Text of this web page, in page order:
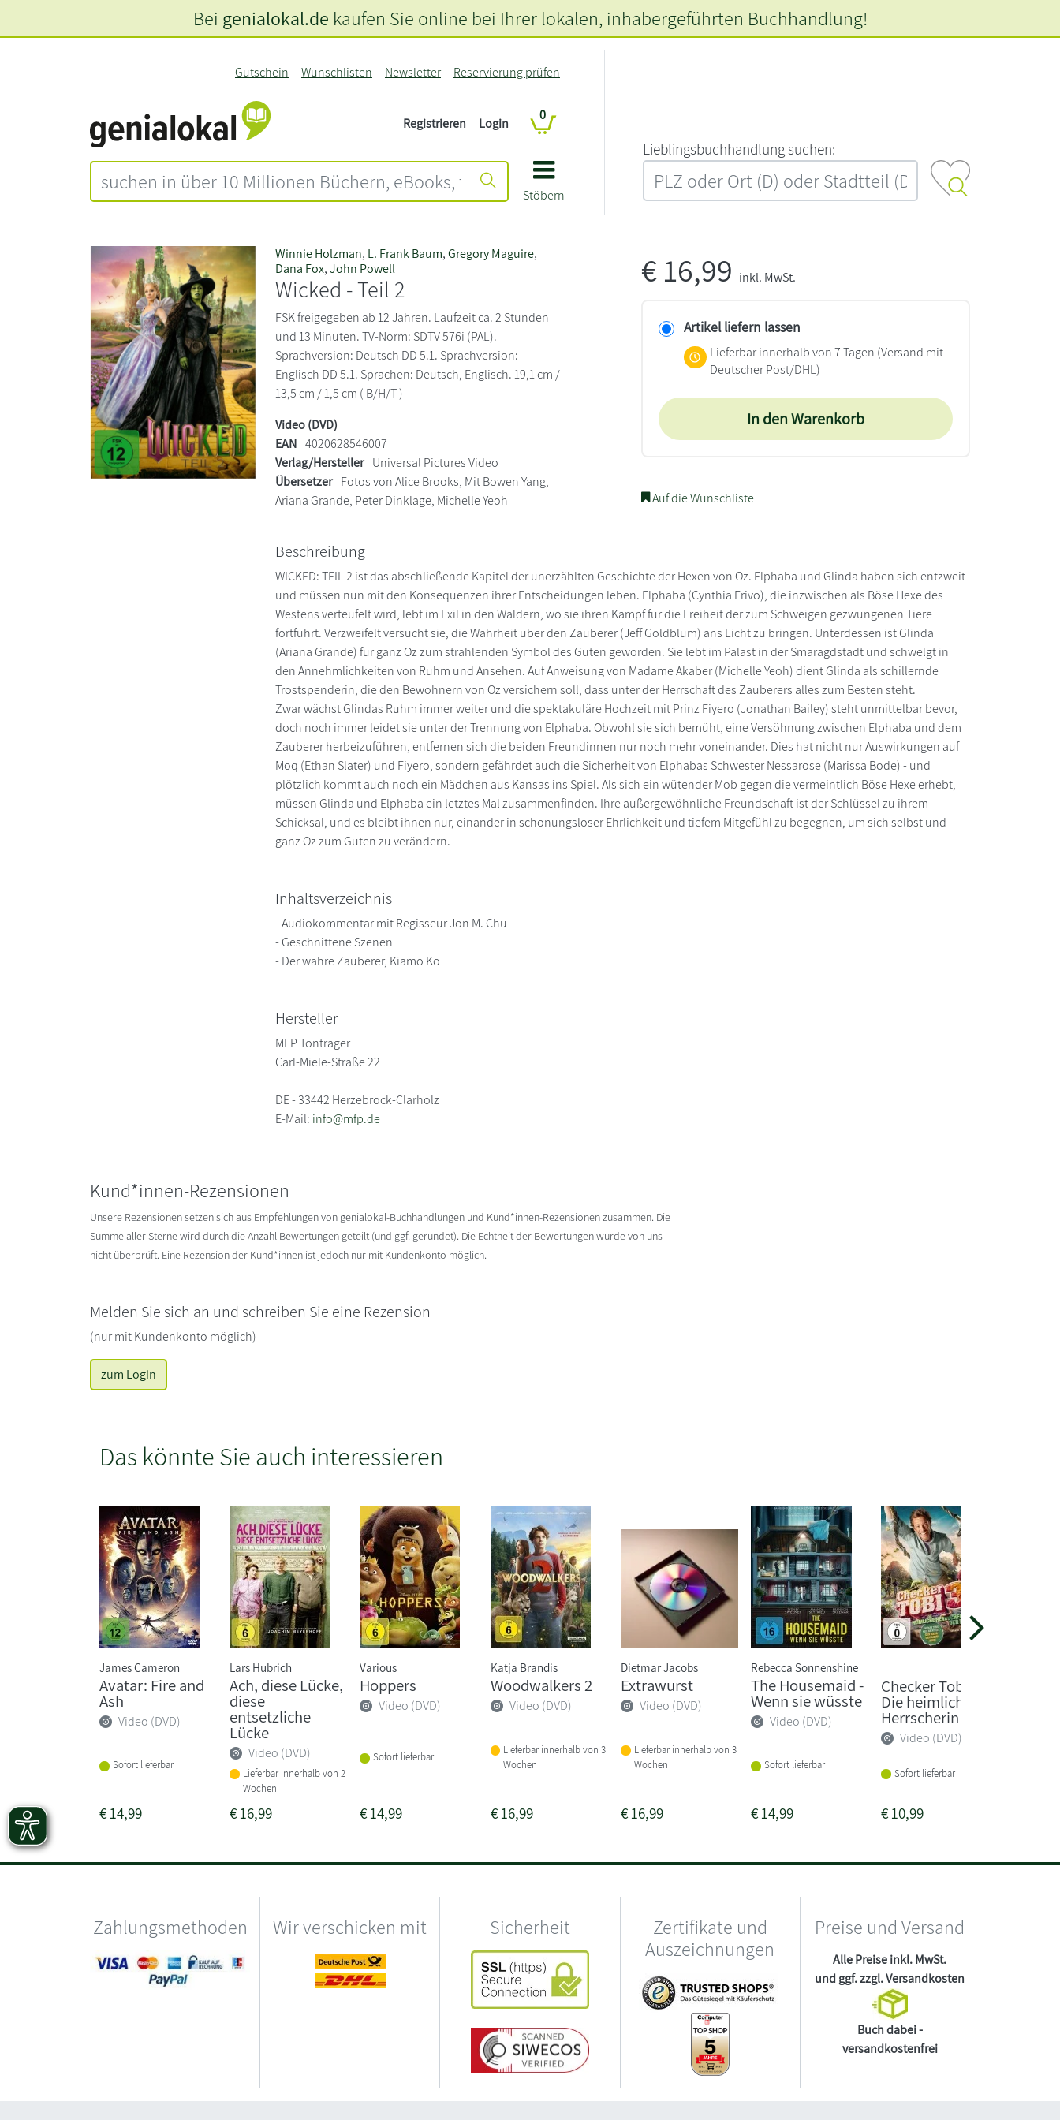
Stöbern
Gutschein Wunschlisten Newsletter Reservierung prüfen
Registrieren Login
0
L‍i‍e‍b‍l‍i‍n‍g‍s‍b‍u‍c‍h‍h‍a‍n‍d‍l‍u‍n‍g‍ ‍s‍u‍c‍h‍e‍n‍:‍
Bei genialokal.de kaufen Sie online bei Ihrer lokalen, inhabergeführten Buchhandlung!
Winnie Holzman, L. Frank Baum,Gregory Maguire,
Dana Fox,John Powell
Wicked - Teil 2
FSK freigegeben ab 12 Jahren. Laufzeit ca. 2 Stunden
und 13 Minuten. TV-Norm: SDTV 576i (PAL).
Sprachversion: Deutsch DD 5.1. Sprachversion:
Englisch DD 5.1. Sprachen: Deutsch, Englisch. 19,1 cm /
13,5 cm / 1,5 cm ( B/H/T )
Video (DVD)
EAN 4020628546007
Verlag/Hersteller Universal Pictures Video
Übersetzer Fotos von Alice Brooks, Mit Bowen Yang,
Ariana Grande, Peter Dinklage, Michelle Yeoh
€16,99 inkl. MwSt.
Artikel liefern lassen
Lieferbar innerhalb von 7 Tagen (Versand mit
Deutscher Post/DHL)
In den Warenkorb
Auf die Wunschliste
Beschreibung
WICKED: TEIL 2 ist das abschließende Kapitel der unerzählten Geschichte der Hexen von Oz. Elphaba und Glinda haben sich entzweit
und müssen nun mit den Konsequenzen ihrer Entscheidungen leben. Elphaba (Cynthia Erivo), die inzwischen als Böse Hexe des
Westens verteufelt wird, lebt im Exil in den Wäldern, wo sie ihren Kampf für die Freiheit der zum Schweigen gezwungenen Tiere
fortführt. Verzweifelt versucht sie, die Wahrheit über den Zauberer (Jeff Goldblum) ans Licht zu bringen. Unterdessen ist Glinda
(Ariana Grande) für ganz Oz zum strahlenden Symbol des Guten geworden. Sie lebt im Palast in der Smaragdstadt und schwelgt in
den Annehmlichkeiten von Ruhm und Ansehen. Auf Anweisung von Madame Akaber (Michelle Yeoh) dient Glinda als schillernde
Trostspenderin, die den Bewohnern von Oz versichern soll, dass unter der Herrschaft des Zauberers alles zum Besten steht.
Zwar wächst Glindas Ruhm immer weiter und die spektakuläre Hochzeit mit Prinz Fiyero (Jonathan Bailey) steht unmittelbar bevor,
doch noch immer leidet sie unter der Trennung von Elphaba. Obwohl sie sich bemüht, eine Versöhnung zwischen Elphaba und dem
Zauberer herbeizuführen, entfernen sich die beiden Freundinnen nur noch mehr voneinander. Dies hat nicht nur Auswirkungen auf
Moq (Ethan Slater) und Fiyero, sondern gefährdet auch die Sicherheit von Elphabas Schwester Nessarose (Marissa Bode) - und
plötzlich kommt auch noch ein Mädchen aus Kansas ins Spiel. Als sich ein wütender Mob gegen die vermeintlich Böse Hexe erhebt,
müssen Glinda und Elphaba ein letztes Mal zusammenfinden. Ihre außergewöhnliche Freundschaft ist der Schlüssel zu ihrem
Schicksal, und es bleibt ihnen nur, einander in schonungsloser Ehrlichkeit und tiefem Mitgefühl zu begegnen, um sich selbst und
ganz Oz zum Guten zu verändern.
Inhaltsverzeichnis
- Audiokommentar mit Regisseur Jon M. Chu
- Geschnittene Szenen
- Der wahre Zauberer, Kiamo Ko
Hersteller
MFP Tonträger
Carl-Miele-Straße 22
DE - 33442 Herzebrock-Clarholz
E-Mail: info@mfp.de
Kund*innen-Rezensionen
Unsere Rezensionen setzen sich aus Empfehlungen von genialokal-Buchhandlungen und Kund*innen-Rezensionen zusammen. Die
Summe aller Sterne wird durch die Anzahl Bewertungen geteilt (und ggf. gerundet). Die Echtheit der Bewertungen wurde von uns
nicht überprüft. Eine Rezension der Kund*innen ist jedoch nur mit Kundenkonto möglich.
Melden Sie sich an und schreiben Sie eine Rezension
(nur mit Kundenkonto möglich)
zum Login
Das könnte Sie auch interessieren
James Cameron
Avatar: Fire and
Ash
Video (DVD)
Sofort lieferbar
€14,99
Lars Hubrich
Ach, diese Lücke,
diese
entsetzliche
Lücke
Video (DVD)
Lieferbar innerhalb von 2
Wochen
€16,99
Various
Hoppers
Video (DVD)
Sofort lieferbar
€14,99
Katja Brandis
Woodwalkers 2
Video (DVD)
Lieferbar innerhalb von 3
Wochen
€16,99
Dietmar Jacobs
Extrawurst
Video (DVD)
Lieferbar innerhalb von 3
Wochen
€16,99
Rebecca Sonnenshine
The Housemaid -
Wenn sie wüsste
Video (DVD)
Sofort lieferbar
€14,99
Checker Tobi 3 -
Die heimliche
Herrscherin ...
Video (DVD)
Sofort lieferbar
€10,99
Zahlungsmethoden Wir verschicken mit Sicherheit
Zertifikate und
Auszeichnungen
Preise und Versand
Alle Preise inkl. MwSt.
und ggf. zzgl.Versandkosten
Buch dabei -
versandkostenfrei